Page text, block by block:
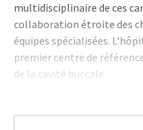
multidisciplinaire de ces
collaboration étroite des
équipes spécialisées.
premier centre de
de la cavité buccale.